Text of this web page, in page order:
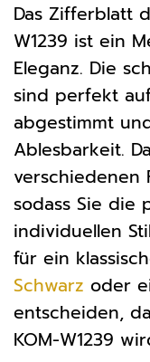
Das Zifferblatt
W1239 ist ein
Eleganz. Die
sind perfekt
abgestimmt
Ablesbarkeit.
verschiedenen
sodass Sie die
individuellen
für ein
Schwarz oder
entscheiden,
KOM-W1239